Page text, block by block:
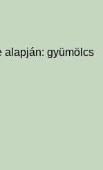
alapján: gyümölcs